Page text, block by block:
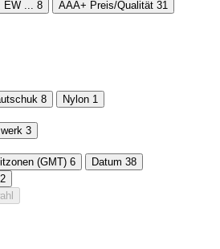
... 8 AAA+ Preis/Qualität 31
8 Nylon 1
3
(GMT) 6 Datum 38
2